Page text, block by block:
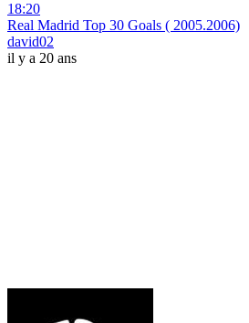
18:20
Real Madrid Top 30 Goals ( 2005.2006)
david02
il y a 20 ans